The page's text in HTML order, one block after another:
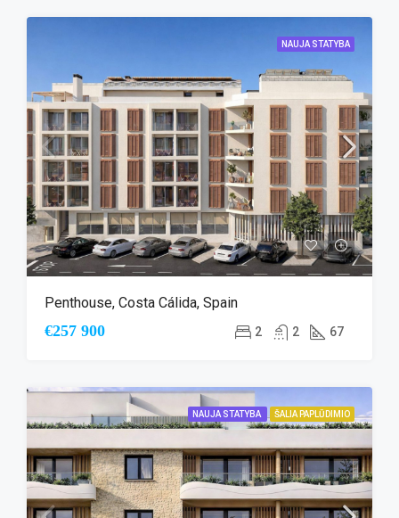
NAUJA STATYBA
Penthouse, Costa Cálida, Spain
€257 900 2 2 67
NAUJA STATYBA ŠALIA PAPLŪDIMIO